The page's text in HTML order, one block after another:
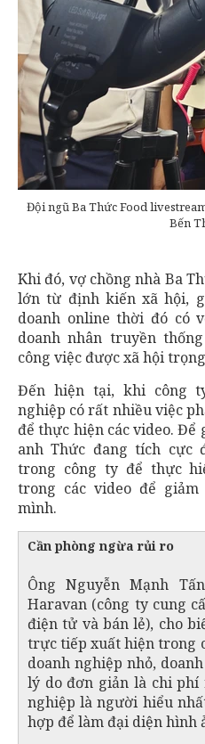
Đội ngũ Ba Thức Food
Bến
Khi đó, vợ chồng nhà Ba
lớn từ định kiến xã hội,
doanh online thời đó có
doanh nhân truyền
công việc được xã hội
Đến hiện tại, khi công
nghiệp có rất nhiều việc
để thực hiện các video. Để
anh Thức đang tích cực
trong công ty để thực
trong các video để
mình.
Cần phòng ngừa rủi ro
Ông Nguyễn Mạnh
Haravan (công ty cung
điện tử và bán lẻ), cho
trực tiếp xuất hiện trong
doanh nghiệp nhỏ,
lý do đơn giản là chi phí
nghiệp là người hiểu
hợp để làm đại diện hình